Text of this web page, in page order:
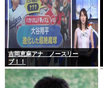
吉岡恵麻アナ ノースリー
ブ！！